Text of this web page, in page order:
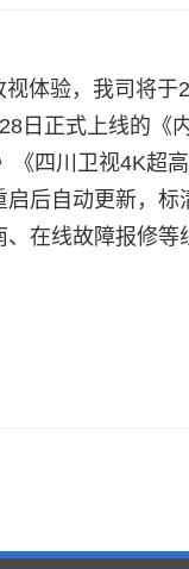
验，我司将于
日正式上线的《
《四川卫视4K超
后自动更新，
在线故障报修